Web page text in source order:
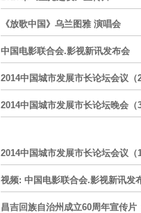
《放歌中国》乌兰图雅 演唱会
中国电影联合会.影视新讯发布会
2014中国城市发展市长论坛会议（2
2014中国城市发展市长论坛晚会（3
2014中国城市发展市长论坛会议（1
视频: 中国电影联合会.影视新讯发
昌吉回族自治州成立60周年宣传片